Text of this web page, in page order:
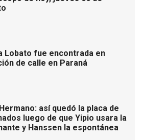
Lobato fue encontrada en
de calle en Paraná
así quedó la placa de
luego de que Yipio usara la
y Hanssen la espontánea